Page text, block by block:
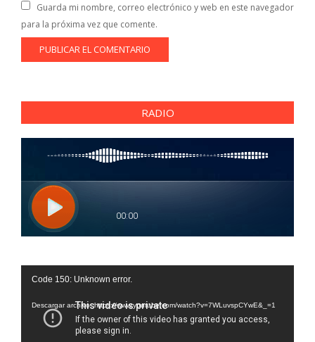
Guarda mi nombre, correo electrónico y web en este navegador
para la próxima vez que comente.
RADIO
Reproductor
vídeo
Code 150: Unknown error.
Descargar archivo: https://www.youtube.com/watch?v=7WLuvspCYwE&_=1